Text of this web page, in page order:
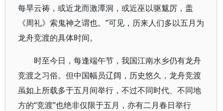
每旱云祷，或近龙而激潭洞，或近巫以驱魃厉，盖
《周礼》索鬼神之谓也。”可见，历来人们多以五月为
龙舟竞渡的具体时间。
时至今日，每逢端午节，我国江南水乡仍有龙舟
竞渡之习俗。但中国幅员辽阔，历史悠久，龙舟竞渡
虽如上所载多于五月间举行，不过不同时代、不同地
方的“竞渡”也绝非仅限于五月，亦有二月春日举行